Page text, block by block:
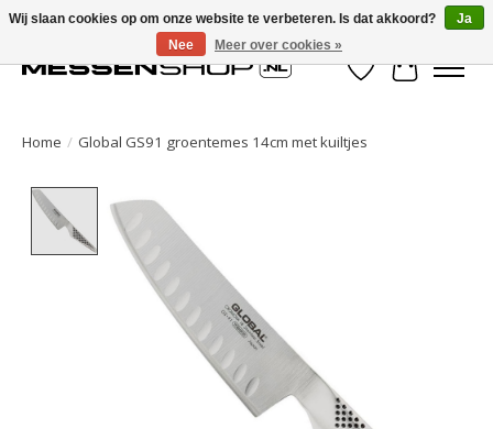
Verlanglijst
Home / Global GS91 groentemes 14cm met kuiltjes
Product image slideshow Items
Wij slaan cookies op om onze website te verbeteren. Is dat akkoord?
Ja
Nee
Meer over cookies »